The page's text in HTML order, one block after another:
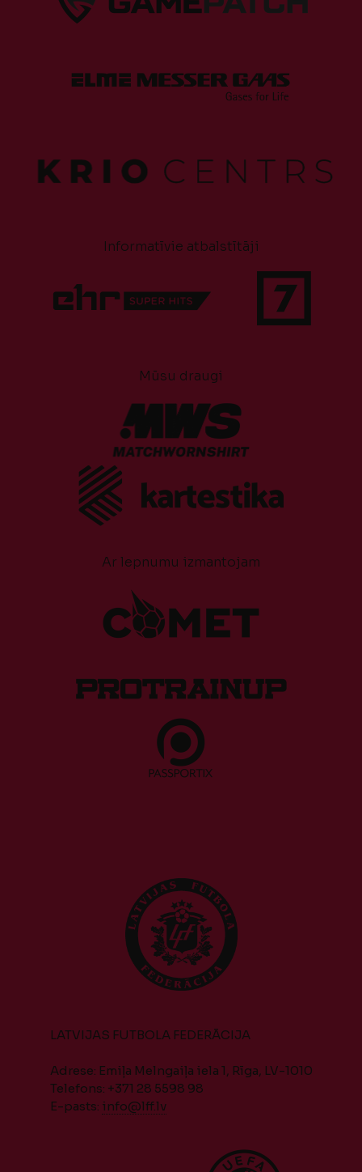
Informatīvie atbalstītāji
Mūsu draugi
Ar lepnumu izmantojam
LATVIJAS FUTBOLA FEDERĀCIJA
Adrese: Emiļa Melngaiļa iela 1, Rīga, LV-1010
Telefons: +371 28 5598 98
E-pasts: info@lff.lv